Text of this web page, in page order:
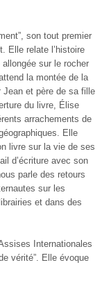
son tout premier
Elle relate l’histoire
sur le rocher
la montée de la
Jean et père de sa fille
du livre, Élise
arrachements de
Elle
livre sur la vie de ses
d’écriture avec son
parle des retours
sur les
et dans des
Internationales
vérité”. Elle évoque